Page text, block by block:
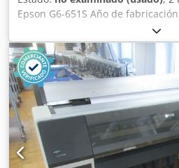
Epson G6-651S Año de
controladores Epson RC 700-A Se
incluyendo la carcasa, tal como
La oferta está dirigida
comerciales, según lo
Código Civil alemán (BGB).